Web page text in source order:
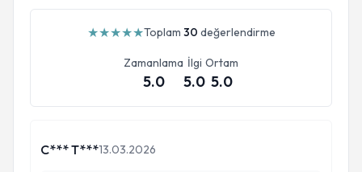
★★★★★Toplam 30 değerlendirme
Zamanlama
5.0
İlgi
5.0
Ortam
5.0
C*** T***13.03.2026